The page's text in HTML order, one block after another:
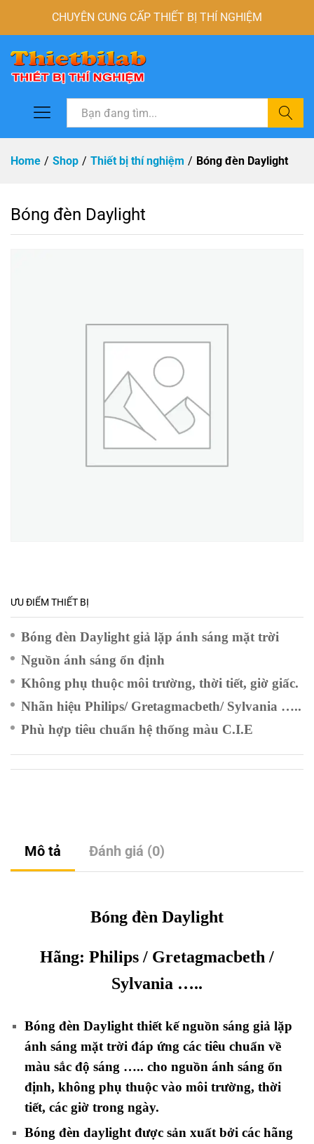
CHUYÊN CUNG CẤP THIẾT BỊ THÍ NGHIỆM
Tìm
Home / Shop / Thiết bị thí nghiệm / Bóng đèn Daylight
Bóng đèn Daylight
ƯU ĐIỂM THIẾT BỊ
Bóng đèn Daylight giả lặp ánh sáng mặt trời
Nguồn ánh sáng ổn định
Không phụ thuộc môi trường, thời tiết, giờ giấc.
Nhãn hiệu Philips/ Gretagmacbeth/ Sylvania …..
Phù hợp tiêu chuẩn hệ thống màu C.I.E
Mô tả Đánh giá (0)
Bóng đèn Daylight
Hãng: Philips / Gretagmacbeth /
Sylvania …..
Bóng đèn Daylight thiết kế nguồn sáng giả lặp
ánh sáng mặt trời đáp ứng các tiêu chuẩn về
màu sắc độ sáng ….. cho nguồn ánh sáng ổn
định, không phụ thuộc vào môi trường, thời
tiết, các giờ trong ngày.
Bóng đèn daylight được sản xuất bởi các hãng